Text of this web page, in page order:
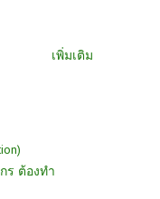
เพิ่มเติม
ร ต้องทำ